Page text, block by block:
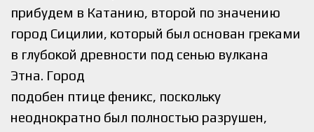
прибудем в Катанию, второй по значению
город Сицилии, который был основан греками
в глубокой древности под сенью вулкана
Этна. Город
подобен птице феникс, поскольку
неоднократно был полностью разрушен,